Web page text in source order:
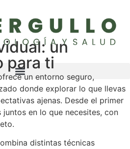
un
para ti
un entorno seguro,
donde explorar lo que llevas
ajenas. Desde el primer
en lo que necesites, con
distintas técnicas